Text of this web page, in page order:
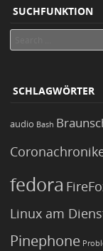
SUCHFUNKTION
SCHLAGWÖRTER
audio Bash
fedora
Linux am
Pinephone